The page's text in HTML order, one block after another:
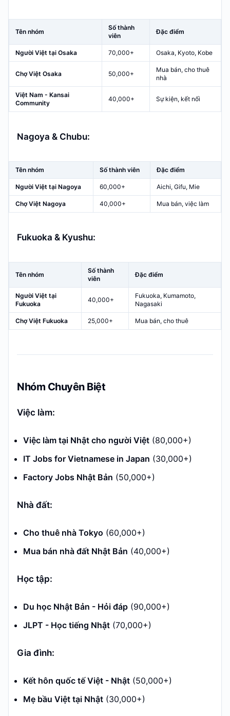
Tên nhóm
Số thành
viên
Đặc điểm
Người Việt tại Osaka 70,000+ Osaka, Kyoto, Kobe
Chợ Việt Osaka 50,000+
Mua bán, cho thuê
nhà
Việt Nam - Kansai
Community
40,000+ Sự kiện, kết nối
Nagoya & Chubu:
Tên nhóm Số thành viên Đặc điểm
Người Việt tại Nagoya 60,000+ Aichi, Gifu, Mie
Chợ Việt Nagoya 40,000+ Mua bán, việc làm
Fukuoka & Kyushu:
Tên nhóm
Số thành
viên
Đặc điểm
Người Việt tại
Fukuoka
40,000+
Fukuoka, Kumamoto,
Nagasaki
Chợ Việt Fukuoka 25,000+ Mua bán, cho thuê
Nhóm Chuyên Biệt
Việc làm:
Việc làm tại Nhật cho người Việt (80,000+)
IT Jobs for Vietnamese in Japan (30,000+)
Factory Jobs Nhật Bản (50,000+)
Nhà đất:
Cho thuê nhà Tokyo (60,000+)
Mua bán nhà đất Nhật Bản (40,000+)
Học tập:
Du học Nhật Bản - Hỏi đáp (90,000+)
JLPT - Học tiếng Nhật (70,000+)
Gia đình:
Kết hôn quốc tế Việt - Nhật (50,000+)
Mẹ bầu Việt tại Nhật (30,000+)